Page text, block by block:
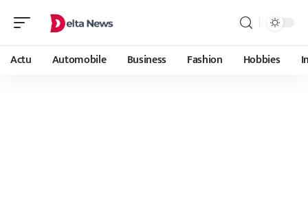
Actu Automobile Business Fashion Hobbies